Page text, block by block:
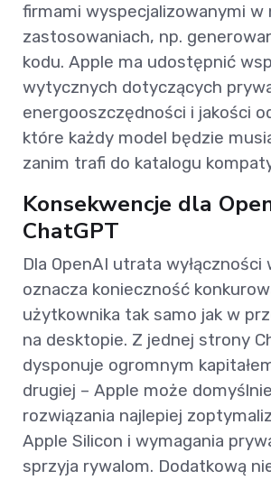
firmami wyspecjalizowanymi w
zastosowaniach, np.
kodu. Apple ma udostępnić
wytycznych dotyczących
energooszczędności i jakości
które każdy model będzie
zanim trafi do katalogu
Konsekwencje dla
ChatGPT
Dla OpenAI utrata wyłączności
oznacza konieczność
użytkownika tak samo jak w
na desktopie. Z jednej strony
dysponuje ogromnym
drugiej – Apple może
rozwiązania najlepiej
Apple Silicon i wymagania
sprzyja rywalom. Dodatkową